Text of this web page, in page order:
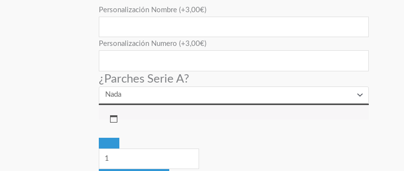
Personalización Nombre (+3,00€)
Personalización Numero (+3,00€)
¿Parches Serie A?